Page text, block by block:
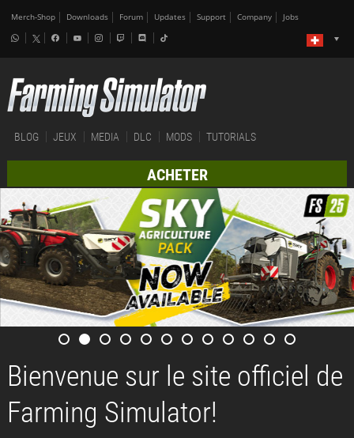
Merch-Shop Downloads Forum Updates Support Company Jobs
BLOG JEUX MEDIA DLC MODS TUTORIALS
ACHETER
Bienvenue sur le site officiel de
Farming Simulator!